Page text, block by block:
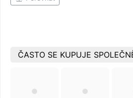
ČASTO SE KUPUJE